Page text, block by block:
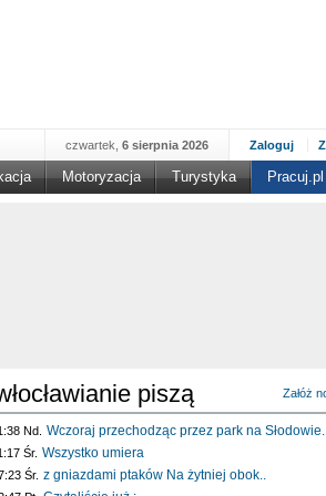
Zaloguj
czwartek, 6 sierpnia 2026
Motoryzacja Turystyka Pracuj.pl
piszą Załóż
Nd. Wczoraj przechodząc przez park na
Śr. Wszystko umiera
Śr. z gniazdami ptaków Na żytniej obok..